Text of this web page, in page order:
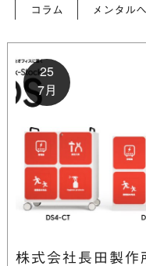
コラム メンタル
25
7月
株式会社長田製